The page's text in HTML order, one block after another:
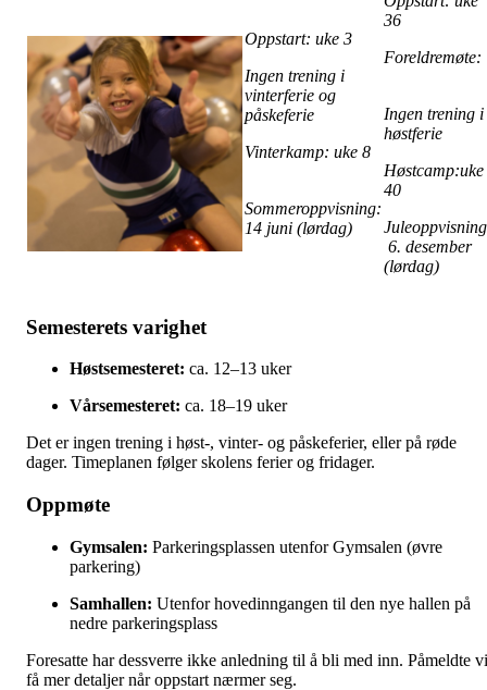
Oppstart: uke 3
Ingen trening i
vinterferie og
påskeferie
Vinterkamp: uke 8
Sommeroppvisning:
14 juni (lørdag)
36
Ingen trening i
høstferie
Høstcamp:uke
40
6. desember
(lørdag)
Semesterets varighet
Høstsemesteret: ca. 12–13 uker
Vårsemesteret: ca. 18–19 uker
Det er ingen trening i høst-, vinter- og påskeferier, eller på røde
dager. Timeplanen følger skolens ferier og fridager.
Oppmøte
Gymsalen: Parkeringsplassen utenfor Gymsalen (øvre
parkering)
Samhallen: Utenfor hovedinngangen til den nye hallen på
nedre parkeringsplass
Foresatte har dessverre ikke anledning til å bli med inn. Påmeldte
få mer detaljer når oppstart nærmer seg.